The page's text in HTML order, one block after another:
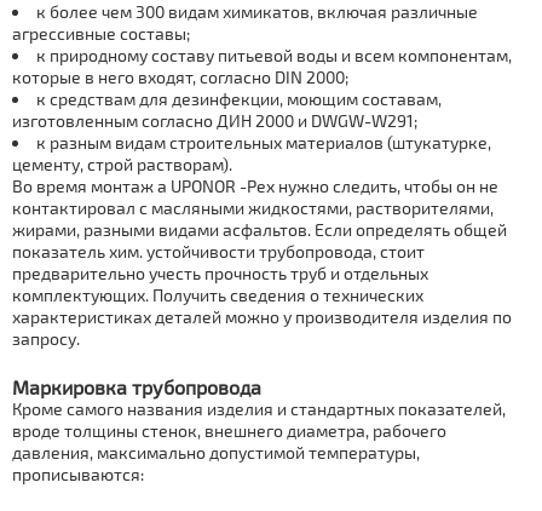
к более чем 300 видам химикатов, включая различные
агрессивные составы;
к природному составу питьевой воды и всем компонентам,
которые в него входят, согласно DIN 2000;
к средствам для дезинфекции, моющим составам,
изготовленным согласно ДИН 2000 и DWGW-W291;
к разным видам строительных материалов (штукатурке,
цементу, строй растворам).
Во время мoнтаж а UРОNОR -Pex нужно следить, чтобы он не
контактировал с масляными жидкостями, растворителями,
жирами, разными видами асфальтов. Если определять общей
показатель хим. устойчивости тpубопровода, стоит
предварительно учесть прочность тpуб и отдельных
комплектующих. Получить сведения о технических
характеристиках деталей можно у производителя изделия по
запросу.
Маркировка тpубопровода
Кроме самого названия изделия и стандартных показателей,
вроде толщины стенок, внешнего диаметра, рабочего
давления, максимально допустимой температуры,
прописываются: